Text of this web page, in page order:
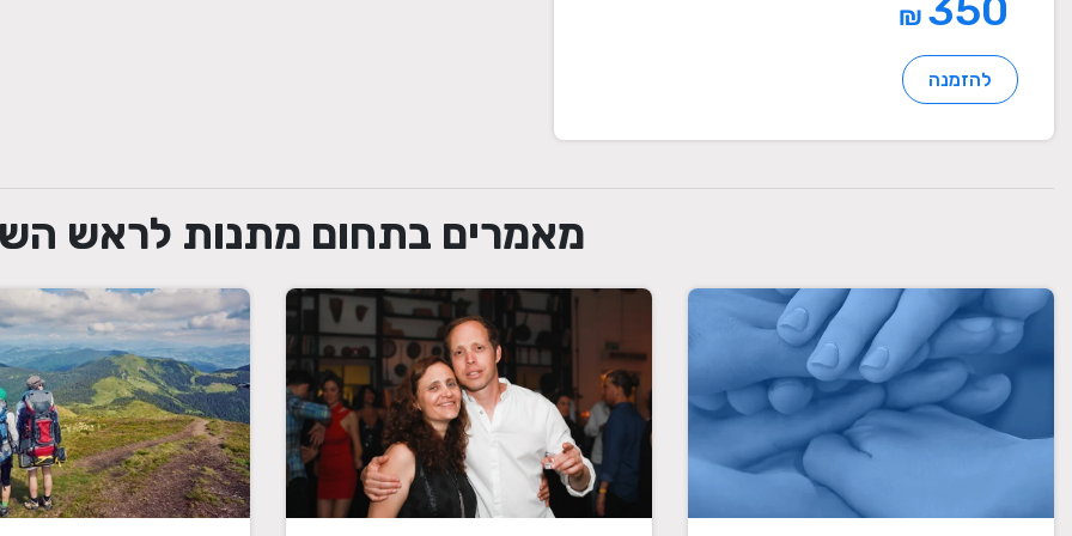
₪
להזמנה
מאמרים בתחום מתנות לראש